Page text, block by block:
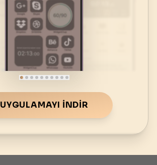
UYGULAMAYI İNDIR